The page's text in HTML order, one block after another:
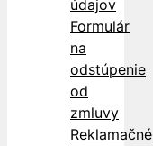
údajov
Formulár
na
odstúpenie
od
zmluvy
Reklamačné